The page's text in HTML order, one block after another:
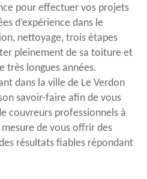
pour effectuer vos projets
d’expérience dans le
nettoyage, trois étapes
pleinement de sa toiture et
très longues années.
dans la ville de Le Verdon
savoir-faire afin de vous
couvreurs professionnels à
de vous offrir des
résultats fiables répondant